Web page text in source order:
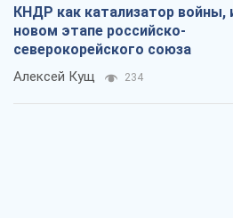
КНДР как катализатор войны,
новом этапе российско-
северокорейского союза
Алексей Кущ 234